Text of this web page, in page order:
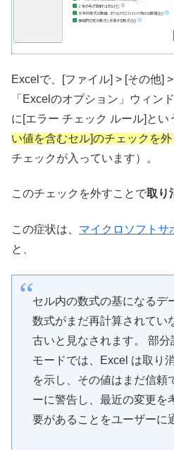
Excelで、[ファイル] > [その他]
「Excelのオプション」ウィン
に[エラー チェック ルール]と
い値を含むセル]のチェックを
チェックが入っています）。
このチェックを外すことで取り
この症状は、 マイクロソフトサ
と、
セル内の数式の基になるデ
数式がまだ再計算されてい
古いと見なされます。 部
モードでは、Excel は取り
を示し、その値はまだ信頼
ーに警告し、最近の変更を
要があることをユーザーに